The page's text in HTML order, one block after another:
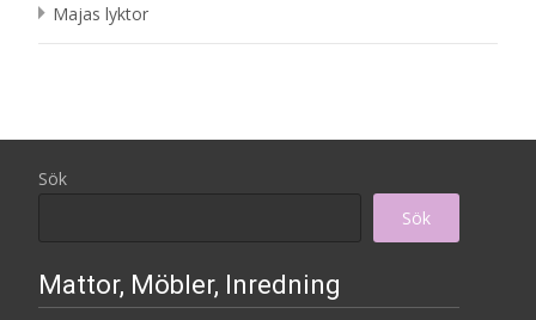
Majas lyktor
Sök
Sök
Mattor, Möbler, Inredning